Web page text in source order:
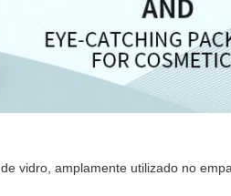
vidro, amplamente utilizado no